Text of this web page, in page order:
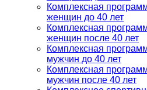
Комплексная
женщин до 40 лет
Комплексная
женщин после 40 лет
Комплексная
мужчин до 40 лет
Комплексная
мужчин после 40 лет